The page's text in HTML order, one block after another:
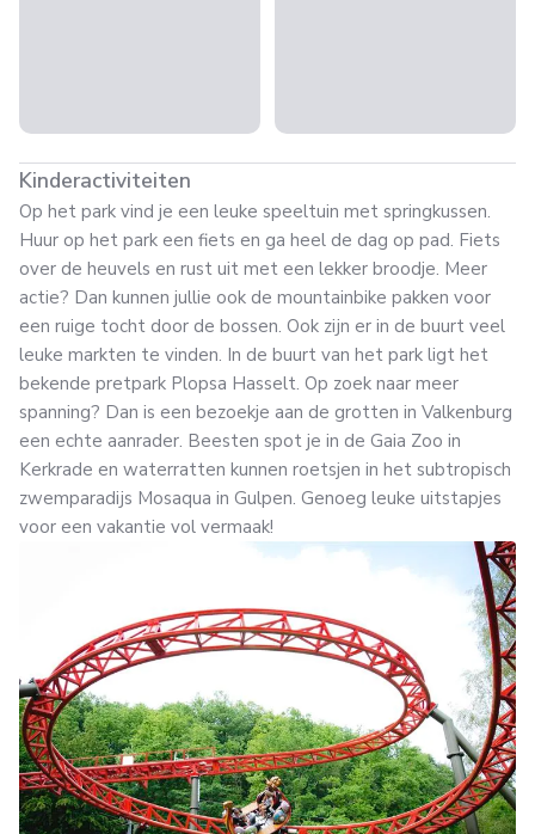
Kinderactiviteiten
Op het park vind je een leuke speeltuin met springkussen.
Huur op het park een fiets en ga heel de dag op pad. Fiets
over de heuvels en rust uit met een lekker broodje. Meer
actie? Dan kunnen jullie ook de mountainbike pakken voor
een ruige tocht door de bossen. Ook zijn er in de buurt veel
leuke markten te vinden. In de buurt van het park ligt het
bekende pretpark Plopsa Hasselt. Op zoek naar meer
spanning? Dan is een bezoekje aan de grotten in Valkenburg
een echte aanrader. Beesten spot je in de Gaia Zoo in
Kerkrade en waterratten kunnen roetsjen in het subtropisch
zwemparadijs Mosaqua in Gulpen. Genoeg leuke uitstapjes
voor een vakantie vol vermaak!